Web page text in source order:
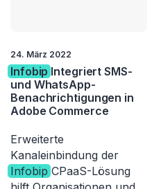
24. März 2022
Infobip Integriert SMS-
und WhatsApp-
Benachrichtigungen in
Adobe Commerce
Erweiterte
Kanaleinbindung der
Infobip CPaaS-Lösung